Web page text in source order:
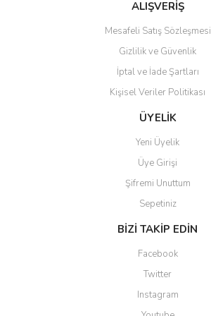
Ürün fiyatı diğer sitelerden daha pahalı.
Gönder
ALIŞVERİŞ
Mesafeli Satış Sözleşmesi
Gizlilik ve Güvenlik
İptal ve İade Şartları
Kişisel Veriler Politikası
ÜYELİK
Yeni Üyelik
Üye Girişi
Şifremi Unuttum
Sepetiniz
BİZİ TAKİP EDİN
Facebook
Twitter
Instagram